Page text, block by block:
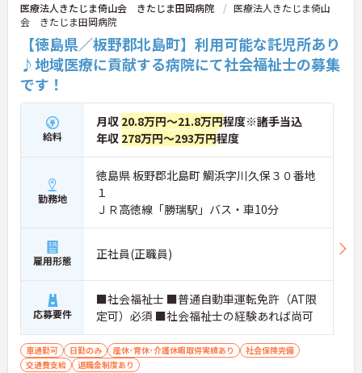
医療法人きたじま倚山会 きたじま田岡病院
医療法人きたじま倚山
会 きたじま田岡病院
【徳島県／板野郡北島町】利用可能な託児所あり
♪地域医療に貢献する病院にて社会福祉士の募集
です！
給料
月収 20.8万円～21.8万円程度※諸手当込
年収 278万円～293万円程度
勤務地
徳島県 板野郡北島町 鯛浜字川久保３０番地
１
ＪＲ高徳線「勝瑞駅」バス・車10分
雇用形態 正社員(正職員)
応募要件
■社会福祉士 ■普通自動車運転免許（AT限
定可）必須 ■社会福祉士の経験あれば尚可
車通勤可 日勤のみ 産休･育休･介護休暇取得実績あり
社会保険完備
交通費支給
退職金制度あり